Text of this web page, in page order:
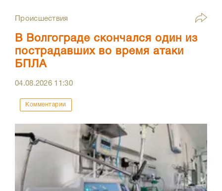
Происшествия
В Волгограде скончался один из
пострадавших во время атаки
БПЛА
04.08.2026 11:30
Комментарии